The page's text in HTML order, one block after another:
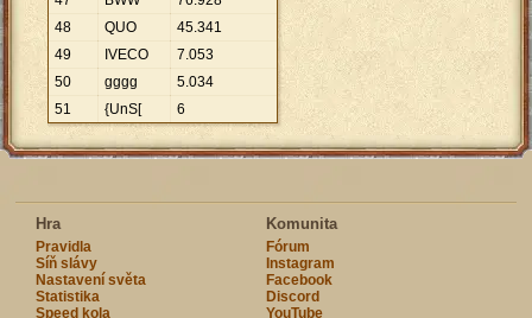
48
QUO 45.341
49
IVECO 7.053
50
gggg 5.034
51
{UnS[ 6
Hra
Pravidla
Síň slávy
Nastavení světa
Statistika
Speed kola
Komunita
Fórum
Instagram
Facebook
Discord
YouTube